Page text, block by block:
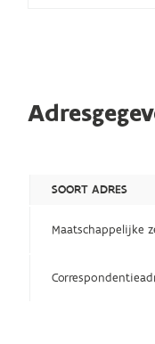
SOORT ADRES
Maatschappelijke